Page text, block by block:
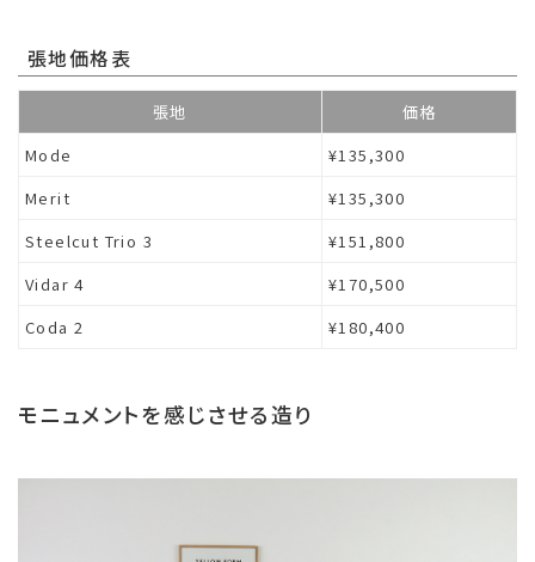
張地価格表
張地
価格
Mode
¥135,300
Merit
¥135,300
Steelcut Trio 3
¥151,800
Vidar 4
¥170,500
Coda 2
¥180,400
モニュメントを感じさせる造り